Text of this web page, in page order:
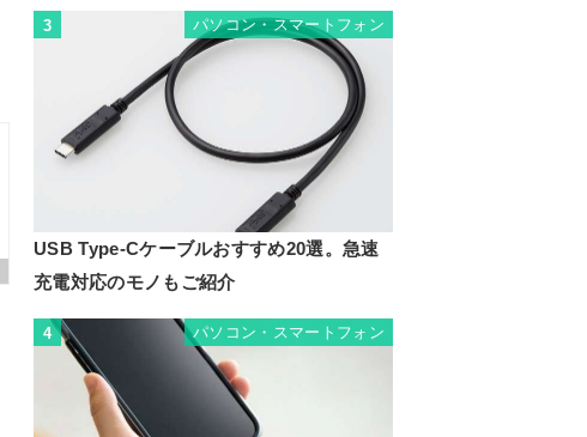
3 パソコン・スマートフォン
USB Type-Cケーブルおすすめ20選。急速
充電対応のモノもご紹介
4 パソコン・スマートフォン